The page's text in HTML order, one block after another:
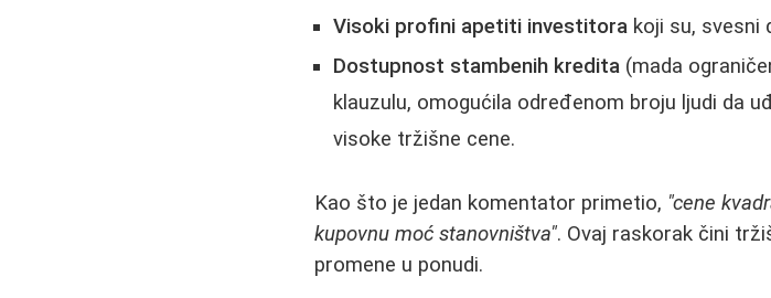
Visoki profini apetiti investitora koji su, svesni
Dostupnost stambenih kredita (mada
klauzulu, omogućila određenom broju ljudi da
visoke tržišne cene.
Kao što je jedan komentator primetio, "cene
kupovnu moć stanovništva". Ovaj raskorak čini
promene u ponudi.